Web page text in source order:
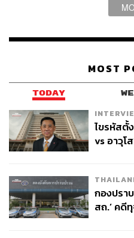
MOST
TODAY
ไขรหัสตั้
vs อาวุโ
กองปรา
สถ.’ คดี